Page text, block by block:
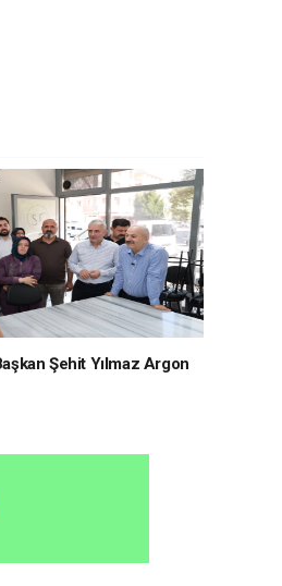
Şehit Yılmaz Argon